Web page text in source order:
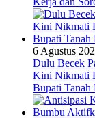
6 Agustus
Dulu Becek
Kini Nikmati
Bupati Tanah